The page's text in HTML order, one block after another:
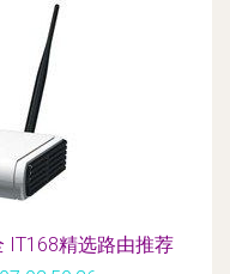
IT168精选路由推荐